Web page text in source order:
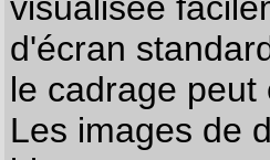
d'écran
le cadrage
Les images de